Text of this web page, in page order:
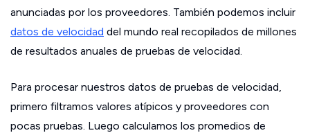
anunciadas por los proveedores. También podemos incluir
datos de velocidad del mundo real recopilados de millones
de resultados anuales de pruebas de velocidad.
Para procesar nuestros datos de pruebas de velocidad,
primero filtramos valores atípicos y proveedores con
pocas pruebas. Luego calculamos los promedios de